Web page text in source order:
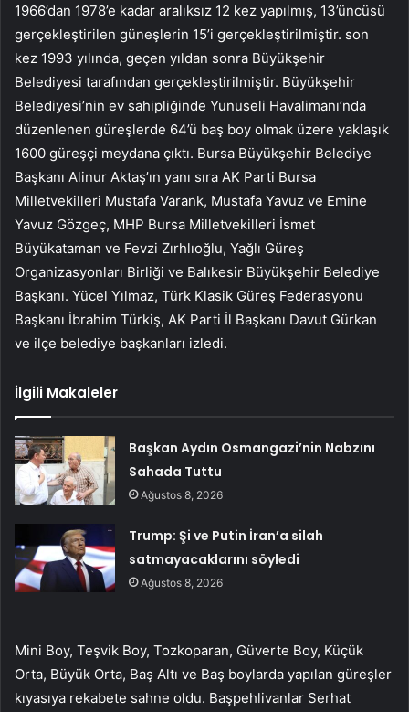
1966’dan 1978’e kadar aralıksız 12 kez yapılmış, 13’üncüsü
gerçekleştirilen güneşlerin 15’i gerçekleştirilmiştir. son
kez 1993 yılında, geçen yıldan sonra Büyükşehir
Belediyesi tarafından gerçekleştirilmiştir. Büyükşehir
Belediyesi’nin ev sahipliğinde Yunuseli Havalimanı’nda
düzenlenen güreşlerde 64’ü baş boy olmak üzere yaklaşık
1600 güreşçi meydana çıktı. Bursa Büyükşehir Belediye
Başkanı Alinur Aktaş’ın yanı sıra AK Parti Bursa
Milletvekilleri Mustafa Varank, Mustafa Yavuz ve Emine
Yavuz Gözgeç, MHP Bursa Milletvekilleri İsmet
Büyükataman ve Fevzi Zırhlıoğlu, Yağlı Güreş
Organizasyonları Birliği ve Balıkesir Büyükşehir Belediye
Başkanı. Yücel Yılmaz, Türk Klasik Güreş Federasyonu
Başkanı İbrahim Türkiş, AK Parti İl Başkanı Davut Gürkan
ve ilçe belediye başkanları izledi.
İlgili Makaleler
Başkan Aydın Osmangazi’nin Nabzını
Sahada Tuttu
Ağustos 8, 2026
Trump: Şi ve Putin İran’a silah
satmayacaklarını söyledi
Ağustos 8, 2026
Mini Boy, Teşvik Boy, Tozkoparan, Güverte Boy, Küçük
Orta, Büyük Orta, Baş Altı ve Baş boylarda yapılan güreşler
kıyasıya rekabete sahne oldu. Başpehlivanlar Serhat